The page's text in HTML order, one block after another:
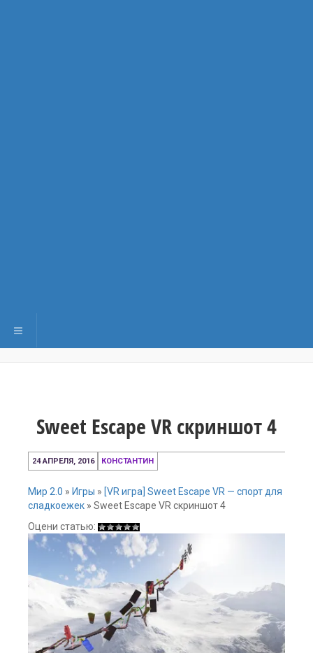
Переключить навигацию
Sweet Escape VR скриншот 4
24 АПРЕЛЯ, 2016
24
апреля,
КОНСТАНТИН
Мир 2.0 » Игры » [VR игра] Sweet Escape VR — спорт для
сладкоежек » Sweet Escape VR скриншот 4
Оцени статью: